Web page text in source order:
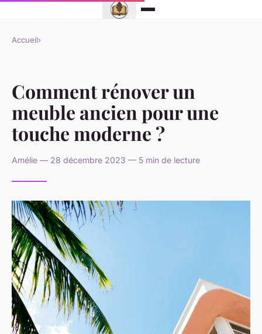
Accueil›
Comment rénover un
meuble ancien pour une
touche moderne ?
Amélie — 28 décembre 2023 — 5 min de lecture